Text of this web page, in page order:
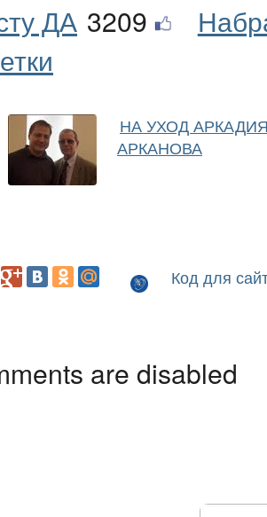
ДА 3209
НА УХОД
АРКАНОВА
Код для
are disabled